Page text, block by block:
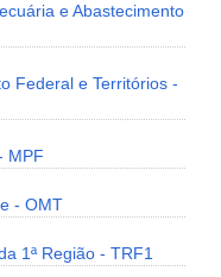
e Abastecimento
Federal e Territórios -
MPF
- OMT
1ª Região - TRF1